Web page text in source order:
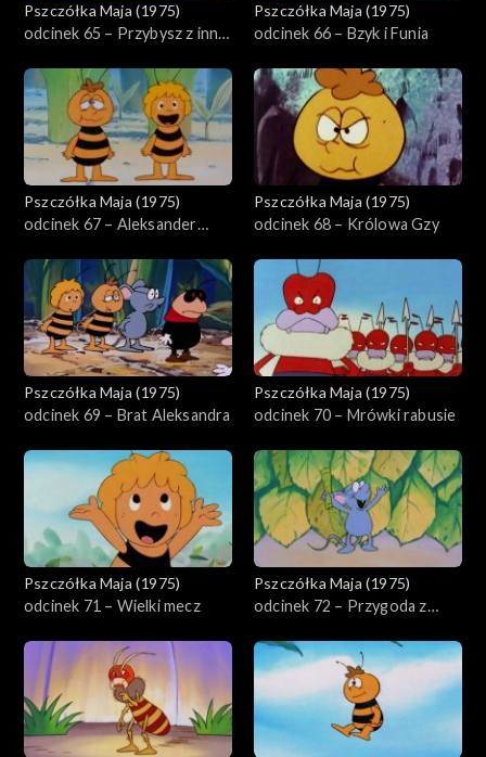
Pszczółka Maja (1975)
odcinek 65 – Przybysz z innej
Pszczółka Maja (1975)
odcinek 66 – Bzyk i Funia
Pszczółka Maja (1975)
odcinek 67 – Aleksander
Pszczółka Maja (1975)
odcinek 68 – Królowa Gzy
Pszczółka Maja (1975)
odcinek 69 – Brat Aleksandra
Pszczółka Maja (1975)
odcinek 70 – Mrówki rabusie
Pszczółka Maja (1975)
odcinek 71 – Wielki mecz
Pszczółka Maja (1975)
odcinek 72 – Przygoda z